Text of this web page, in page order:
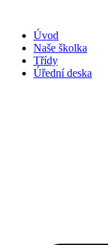
obsahuÚvod
Naše školka
Třídy
Úřední deska